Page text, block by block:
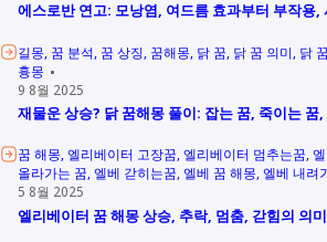
에스로반 연고: 모낭염, 여드름 효과부터 부작용,
길몽 꿈 분석 꿈 상징 꿈해몽 닭 꿈 닭 꿈 의미 닭
흉몽
9 8월 2025
재물운 상승? 닭 꿈해몽 풀이: 잡는 꿈, 죽이는 꿈
꿈 해몽 엘리베이터 고장꿈 엘리베이터 멈추는꿈
올라가는 꿈 엘베 갇히는꿈 엘베 꿈 해몽 엘베 내려
5 8월 2025
엘리베이터 꿈 해몽 상승, 추락, 멈춤, 갇힘의 의